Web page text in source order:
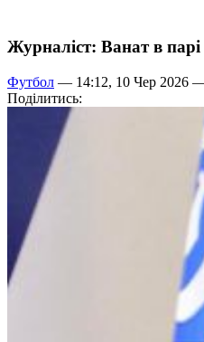
Журналіст: Ванат в парі
Футбол — 14:12, 10 Чер 2026
Поділитись: